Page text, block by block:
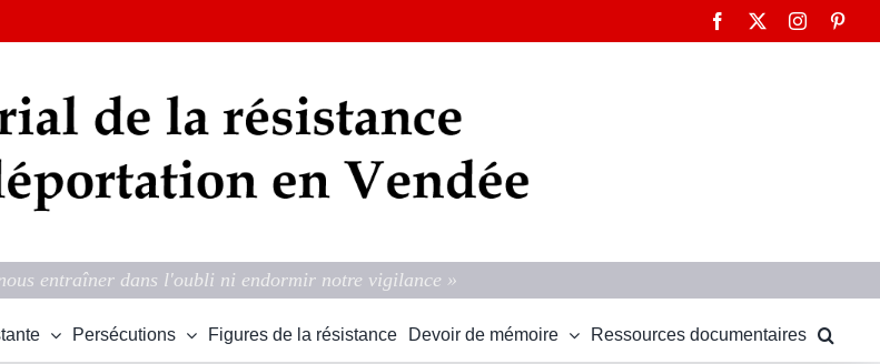
Facebook Instagram
entraîner dans l'oubli ni endormir notre vigilance »
Persécutions Figures de la résistance Devoir de mémoire Ressources documentaires